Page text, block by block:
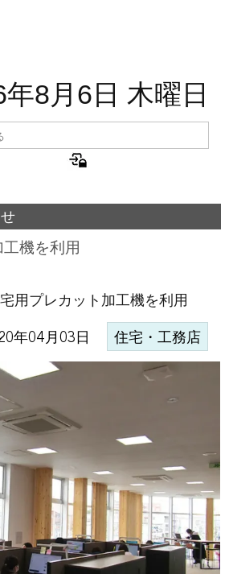
8月6日 木曜日
機を利用
用プレカット加工機を利用
年04月03日 住宅・工務店